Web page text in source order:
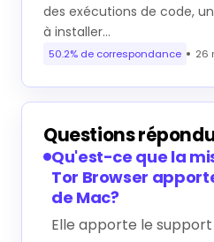
des exécutions de code,
à installer…
50.2% de correspondance 26
Questions
Qu'est-ce que la
Tor Browser
de Mac?
Elle apporte le